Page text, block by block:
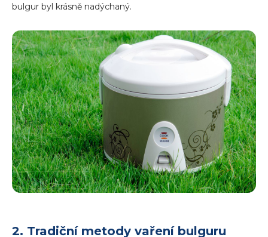
bulgur byl krásně nadýchaný.
2. Tradiční metody vaření bulguru